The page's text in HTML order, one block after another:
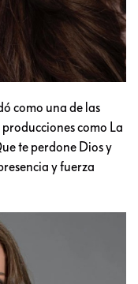
como una de las
como La
te perdone Dios y
y fuerza